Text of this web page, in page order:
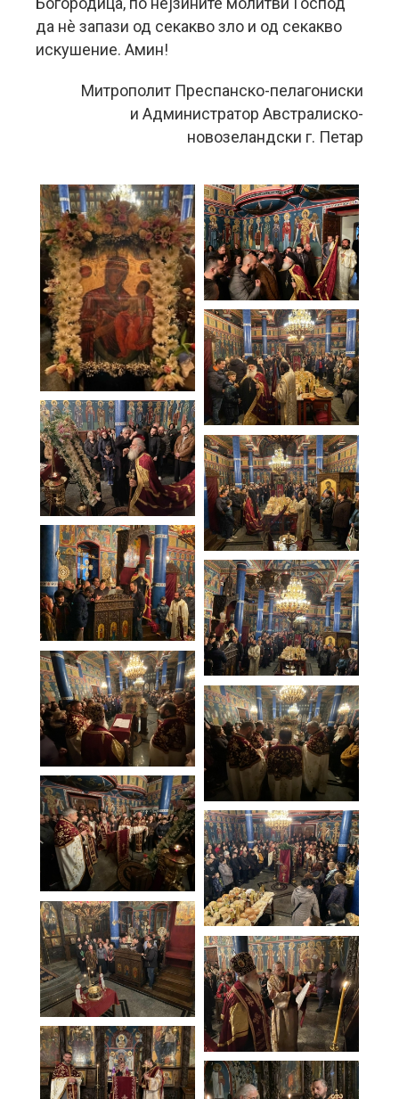
да нè запази од секакво зло и од секакво
искушение. Амин!
Митрополит Преспанско-пелагониски
и Администратор Австралиско-
новозеландски г. Петар